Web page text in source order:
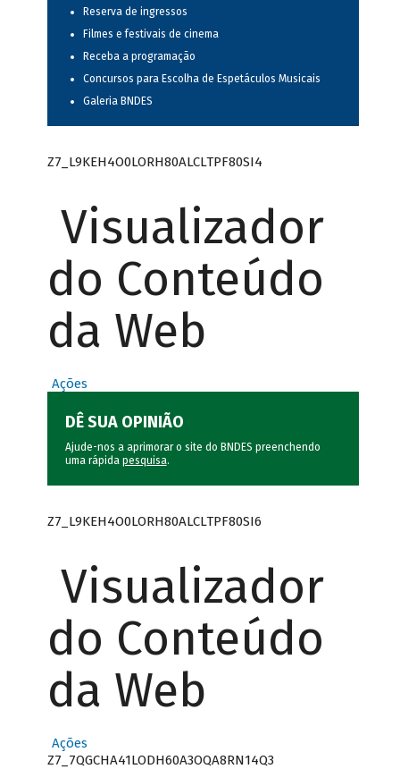
Reserva de ingressos
Filmes e festivais de cinema
Receba a programação
Concursos para Escolha de Espetáculos Musicais
Galeria BNDES
Z7_L9KEH4O0LORH80ALCLTPF80SI4
Visualizador
do Conteúdo
da Web
Ações
DÊ SUA OPINIÃO
Ajude-nos a aprimorar o site do BNDES preenchendo
uma rápida pesquisa.
Z7_L9KEH4O0LORH80ALCLTPF80SI6
Visualizador
do Conteúdo
da Web
Ações
Z7_7QGCHA41LODH60A3OQA8RN14Q3